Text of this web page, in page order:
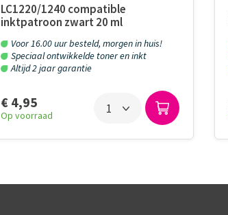
LC1220/1240 compatible
inktpatroon zwart 20 ml
Voor 16.00 uur besteld, morgen in huis!
Speciaal ontwikkelde toner en inkt
Altijd 2 jaar garantie
€ 4,95
Op voorraad